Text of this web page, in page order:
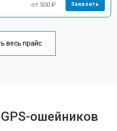
от 500 ₽ Заказать
весь прайс
ошейников